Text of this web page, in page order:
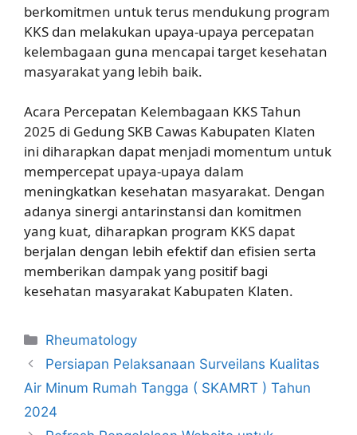
berkomitmen untuk terus mendukung program
KKS dan melakukan upaya-upaya percepatan
kelembagaan guna mencapai target kesehatan
masyarakat yang lebih baik.
Acara Percepatan Kelembagaan KKS Tahun
2025 di Gedung SKB Cawas Kabupaten Klaten
ini diharapkan dapat menjadi momentum untuk
mempercepat upaya-upaya dalam
meningkatkan kesehatan masyarakat. Dengan
adanya sinergi antarinstansi dan komitmen
yang kuat, diharapkan program KKS dapat
berjalan dengan lebih efektif dan efisien serta
memberikan dampak yang positif bagi
kesehatan masyarakat Kabupaten Klaten.
Kategori
Rheumatology
Persiapan Pelaksanaan Surveilans Kualitas
Air Minum Rumah Tangga ( SKAMRT ) Tahun
2024